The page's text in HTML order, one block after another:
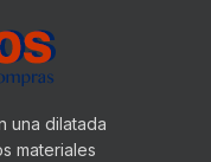
una dilatada
materiales